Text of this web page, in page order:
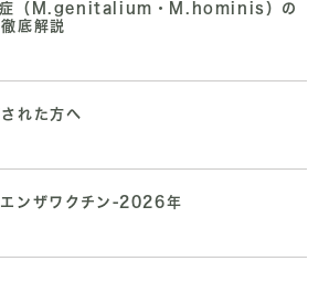
症（M.genitalium・M.hominis）の
底解説
れた方へ
エンザワクチン-2026年